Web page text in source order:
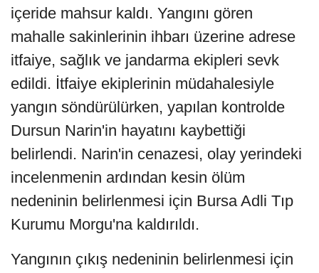
içeride mahsur kaldı. Yangını gören
mahalle sakinlerinin ihbarı üzerine adrese
itfaiye, sağlık ve jandarma ekipleri sevk
edildi. İtfaiye ekiplerinin müdahalesiyle
yangın söndürülürken, yapılan kontrolde
Dursun Narin'in hayatını kaybettiği
belirlendi. Narin'in cenazesi, olay yerindeki
incelenmenin ardından kesin ölüm
nedeninin belirlenmesi için Bursa Adli Tıp
Kurumu Morgu'na kaldırıldı.
Yangının çıkış nedeninin belirlenmesi için